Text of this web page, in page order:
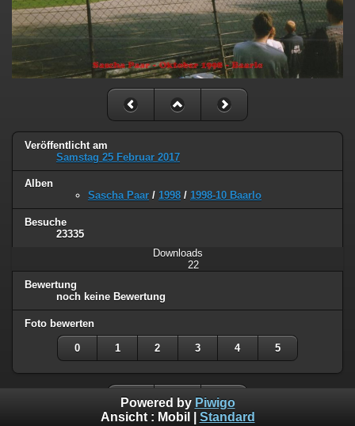
Veröffentlicht am
Samstag 25 Februar 2017
Alben
Sascha Paar / 1998 / 1998-10 Baarlo
Besuche
23335
Downloads
22
Bewertung
noch keine Bewertung
Foto bewerten
0 1 2 3 4 5
Powered by Piwigo
Ansicht : Mobil Standard